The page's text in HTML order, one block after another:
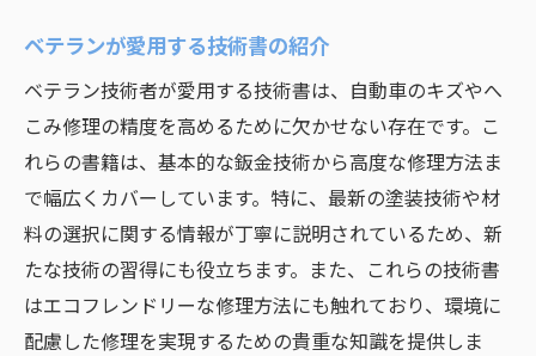
ベテランが愛用する技術書の紹介
ベテラン技術者が愛用する技術書は、自動車のキズやへ
こみ修理の精度を高めるために欠かせない存在です。こ
れらの書籍は、基本的な鈑金技術から高度な修理方法ま
で幅広くカバーしています。特に、最新の塗装技術や材
料の選択に関する情報が丁寧に説明されているため、新
たな技術の習得にも役立ちます。また、これらの技術書
はエコフレンドリーな修理方法にも触れており、環境に
配慮した修理を実現するための貴重な知識を提供しま